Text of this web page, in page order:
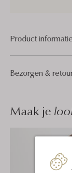
Product informatie
Bezorgen &
Maak je